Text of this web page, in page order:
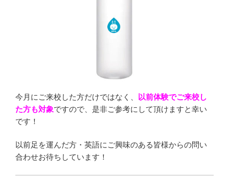
今月にご来校した方だけではなく、
以前体験でご来校し
た方も対象ですので、是非ご参考にして頂けますと幸い
です！
以前足を運んだ方・英語にご興味のある皆様からの問い
合わせお待ちしています！